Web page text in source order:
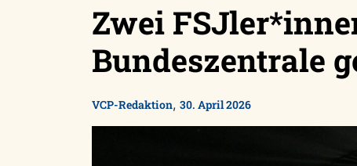
Zwei
Bundeszentrale
VCP-Redaktion, 30. April 2026